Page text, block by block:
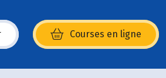
Courses en ligne
fenêtre)